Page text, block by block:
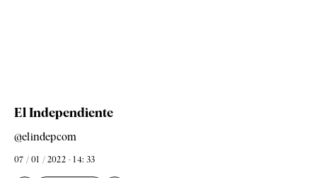
El Independiente
@elindepcom
07 / 01 / 2022 - 14: 33